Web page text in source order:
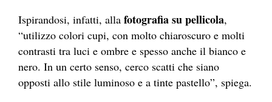
Ispirandosi, infatti, alla fotografia su pellicola,
“utilizzo colori cupi, con molto chiaroscuro e molti
contrasti tra luci e ombre e spesso anche il bianco e
nero. In un certo senso, cerco scatti che siano
opposti allo stile luminoso e a tinte pastello”, spiega.